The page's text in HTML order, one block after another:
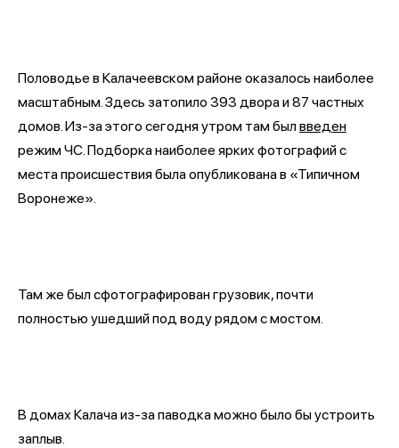
Половодье в Калачеевском районе оказалось наиболее
масштабным. Здесь затопило 393 двора и 87 частных
домов. Из-за этого сегодня утром там былвведен
режим ЧС. Подборка наиболее ярких фотографий с
места происшествия была опубликована в «Типичном
Воронеже».
Там же был сфотографирован грузовик, почти
полностью ушедший под воду рядом с мостом.
В домах Калача из-за паводка можно было бы устроить
заплыв.